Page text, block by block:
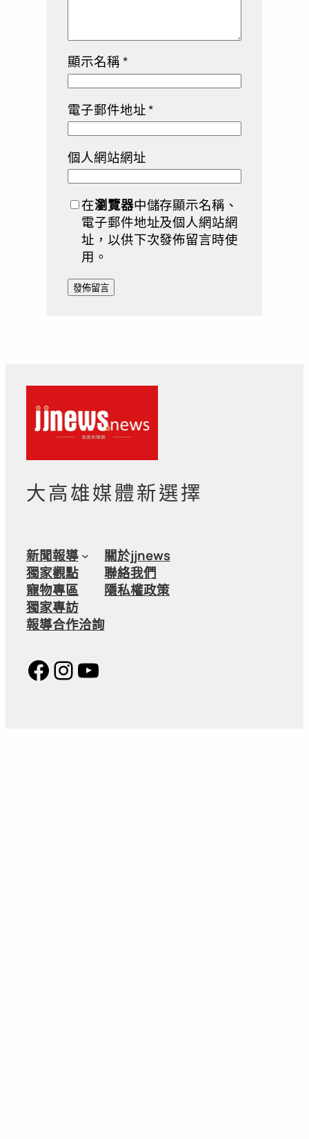
顯示名稱*
電子郵件地址*
個人網站網址
在瀏覽器中儲存顯示名稱、
電子郵件地址及個人網站網
址，以供下次發佈留言時使
用。
大高雄媒體新選擇
新聞報導
獨家觀點
寵物專區
獨家專訪
報導合作洽詢
關於jjnews
聯絡我們
隱私權政策
Facebook
Instagram
YouTube